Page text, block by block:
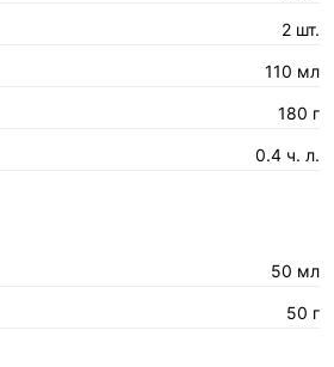
2 шт.
110 мл
180 г
0.4 ч. л.
50 мл
50 г